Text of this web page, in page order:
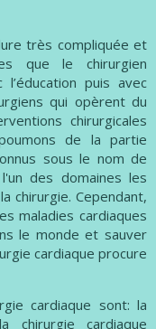
très compliquée et
que le chirurgien
puis avec
qui opèrent du
chirurgicales
de la partie
sous le nom de
des domaines les
chirurgie. Cependant,
maladies cardiaques
le monde et sauver
cardiaque procure
cardiaque sont: la
chirurgie cardiaque